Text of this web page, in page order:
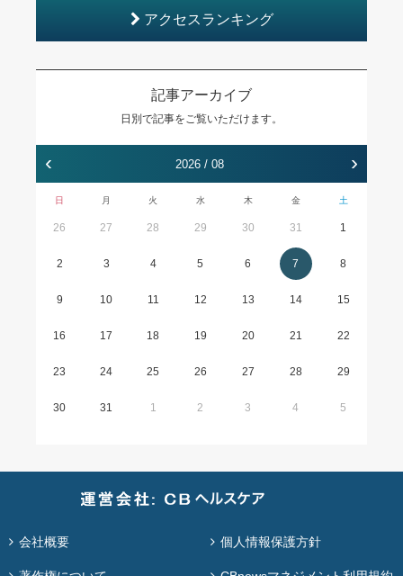
アクセスランキング
記事アーカイブ
日別で記事をご覧いただけます。
‹ 2026 / 08 ›
日 月 火 水 木 金 土
26 27 28 29 30 31 1
2 3 4 5 6 7 8
9 10 11 12 13 14 15
16 17 18 19 20 21 22
23 24 25 26 27 28 29
30 31 1 2 3 4 5
会社概要 個人情報保護方針